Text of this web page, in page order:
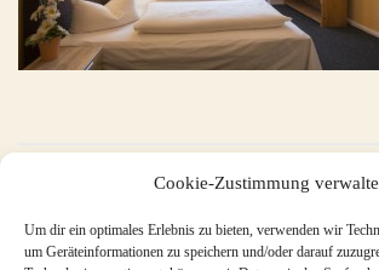
Cookie-Zustimmung
Um dir ein optimales Erlebnis zu bieten, verwenden wir
um Geräteinformationen zu speichern und/oder darauf
←Doppelzimmer